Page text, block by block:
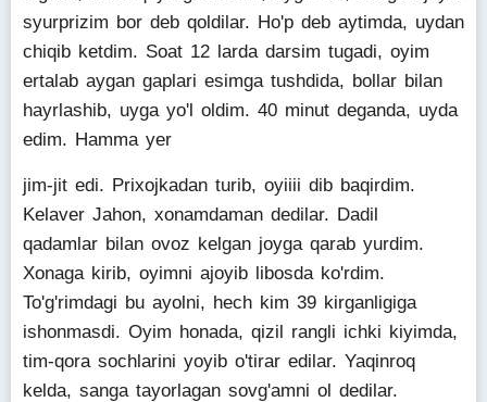
syurprizim bor deb qoldilar. Ho'p deb aytimda, uydan
chiqib ketdim. Soat 12 larda darsim tugadi, oyim
ertalab aygan gaplari esimga tushdida, bollar bilan
hayrlashib, uyga yo'l oldim. 40 minut deganda, uyda
edim. Hamma yer
jim-jit edi. Prixojkadan turib, oyiiii dib baqirdim.
Kelaver Jahon, xonamdaman dedilar. Dadil
qadamlar bilan ovoz kelgan joyga qarab yurdim.
Xonaga kirib, oyimni ajoyib libosda ko'rdim.
To'g'rimdagi bu ayolni, hech kim 39 kirganligiga
ishonmasdi. Oyim honada, qizil rangli ichki kiyimda,
tim-qora sochlarini yoyib o'tirar edilar. Yaqinroq
kelda, sanga tayorlagan sovg'amni ol dedilar.